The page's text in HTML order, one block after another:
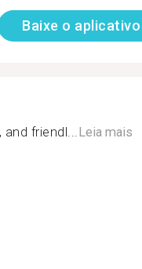
Baixe o aplicativo
and friendl...Leia mais